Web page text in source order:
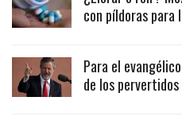
con píldoras
Para el
de los